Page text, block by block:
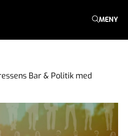
MENY
Bar & Politik med